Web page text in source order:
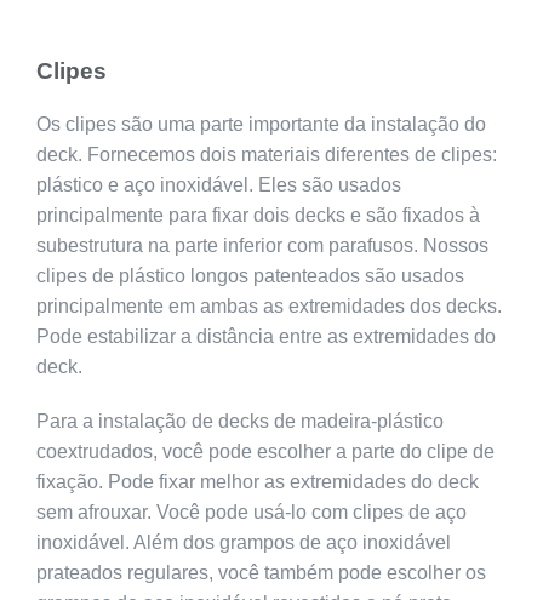
Clipes
Os clipes são uma parte importante da instalação do
deck. Fornecemos dois materiais diferentes de clipes:
plástico e aço inoxidável. Eles são usados
principalmente para fixar dois decks e são fixados à
subestrutura na parte inferior com parafusos. Nossos
clipes de plástico longos patenteados são usados
principalmente em ambas as extremidades dos decks.
Pode estabilizar a distância entre as extremidades do
deck.
Para a instalação de decks de madeira-plástico
coextrudados, você pode escolher a parte do clipe de
fixação. Pode fixar melhor as extremidades do deck
sem afrouxar. Você pode usá-lo com clipes de aço
inoxidável. Além dos grampos de aço inoxidável
prateados regulares, você também pode escolher os